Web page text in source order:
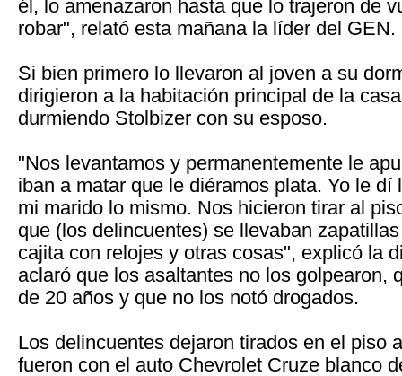
él, lo amenazaron hasta que lo trajeron de
robar", relató esta mañana la líder del GEN.
Si bien primero lo llevaron al joven a su
dirigieron a la habitación principal de la
durmiendo Stolbizer con su esposo.
"Nos levantamos y permanentemente le
iban a matar que le diéramos plata. Yo le dí
mi marido lo mismo. Nos hicieron tirar al
que (los delincuentes) se llevaban
cajita con relojes y otras cosas", explicó la
aclaró que los asaltantes no los golpearon,
de 20 años y que no los notó drogados.
Los delincuentes dejaron tirados en el piso
fueron con el auto Chevrolet Cruze blanco